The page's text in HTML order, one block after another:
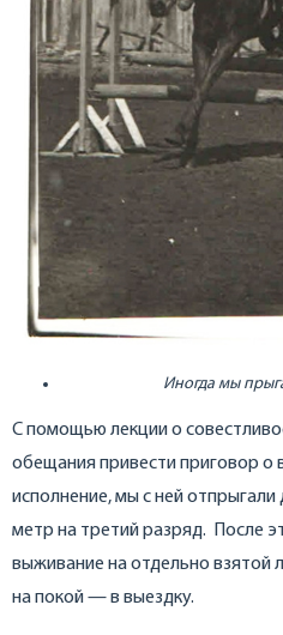
Иногда мы
С помощью лекции о
обещания привести приговор о
исполнение, мы с ней
метр на третий разряд. После
выживание на отдельно взятой
на покой — в выездку.